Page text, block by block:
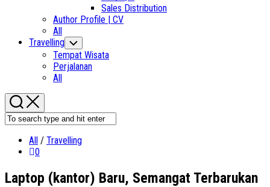
Sales Distribution
Author Profile | CV
All
Current
Page
Parent
Travelling Toggle
Child
Menu
Tempat Wisata
Perjalanan
Current
All
All / Travelling
0
Laptop (kantor) Baru, Semangat Terbarukan